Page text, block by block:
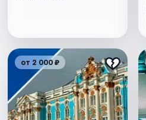
от 2 000 ₽